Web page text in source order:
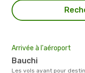
Arrivée à l'aéroport
Bauchi
Les vols ayant pour destination